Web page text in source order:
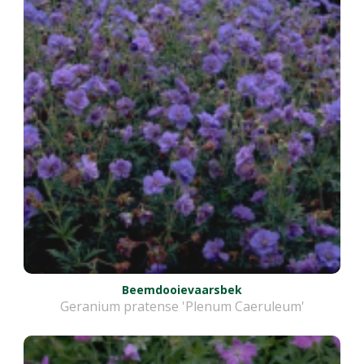
Beemdooievaarsbek
Geranium pratense 'Plenum Caeruleum'